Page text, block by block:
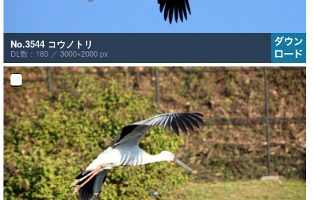
No.3544 コウノトリ
DL数：180 ／ 3000×2000 px